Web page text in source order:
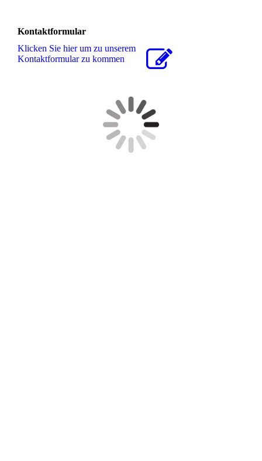
Kontaktformular
Klicken Sie hier um zu unserem
Kon­takt­for­mu­lar zu kommen